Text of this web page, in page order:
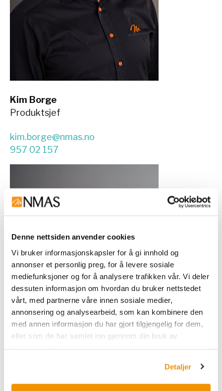
Denne nettsiden anvender cookies
Vi bruker informasjonskapsler for å gi innhold og
annonser et personlig preg, for å levere sosiale
mediefunksjoner og for å analysere trafikken vår. Vi deler
dessuten informasjon om hvordan du bruker nettstedet
vårt, med partnerne våre innen sosiale medier,
annonsering og analysearbeid, som kan kombinere den
med annen informasjon du har gjort tilgjengelig for dem,
eller som de har samlet inn gjennom din bruk av
Detaljer
Kim Borge
Produktsjef
kim.borge@nmas.no
957 02 157